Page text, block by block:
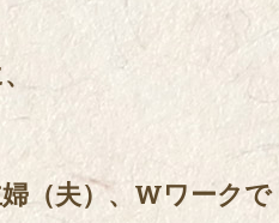
（夫）、Wワークで